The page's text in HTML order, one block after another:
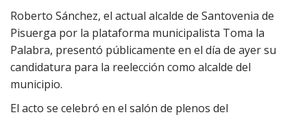
Roberto Sánchez, el actual alcalde de Santovenia de
Pisuerga por la plataforma municipalista Toma la
Palabra, presentó públicamente en el día de ayer su
candidatura para la reelección como alcalde del
municipio.
El acto se celebró en el salón de plenos del